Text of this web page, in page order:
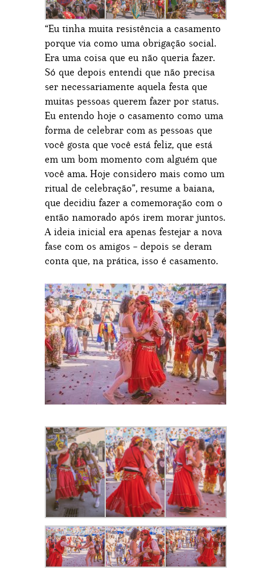
“Eu tinha muita resistência a casamento
porque via como uma obrigação social.
Era uma coisa que eu não queria fazer.
Só que depois entendi que não precisa
ser necessariamente aquela festa que
muitas pessoas querem fazer por status.
Eu entendo hoje o casamento como uma
forma de celebrar com as pessoas que
você gosta que você está feliz, que está
em um bom momento com alguém que
você ama. Hoje considero mais como um
ritual de celebração”, resume a baiana,
que decidiu fazer a comemoração com o
então namorado após irem morar juntos.
A ideia inicial era apenas festejar a nova
fase com os amigos – depois se deram
conta que, na prática, isso é casamento.